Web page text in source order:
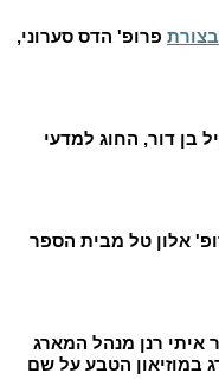
פרופ' הדס סערוני,
בן דור, החוג למדעי
אלון טל מבית הספר
איתי רנן מנהל המארג
במוזיאון הטבע על שם